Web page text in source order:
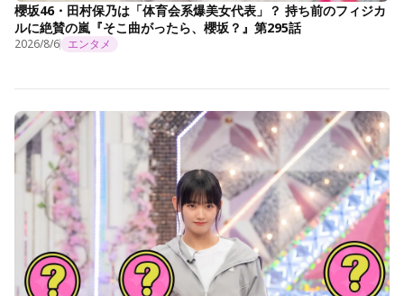
櫻坂46・田村保乃は「体育会系爆美女代表」？ 持ち前のフィジカ
ルに絶賛の嵐『そこ曲がったら、櫻坂？』第295話
2026/8/6 エンタメ